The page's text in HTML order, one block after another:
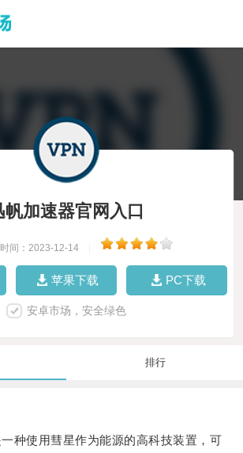
帆加速器官网入口
时间：2023-12-14
苹果下载 PC下载
安卓市场，安全绿色
排行
使用彗星作为能源的高科技装置，可